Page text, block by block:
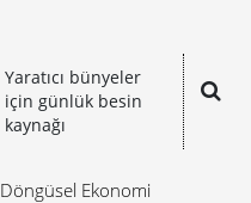
Yaratıcı bünyeler
için günlük besin
kaynağı
Döngüsel Ekonomi